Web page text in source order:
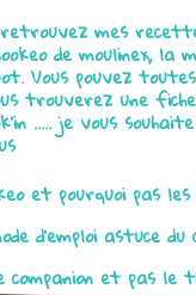
retrouvez mes
de moulinex, la
Vous pouvez
trouverez une
..... je vous
et pourquoi pas
d’emploi astuce
companion et pas le